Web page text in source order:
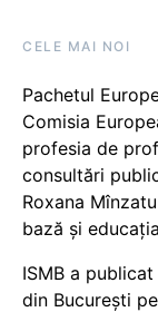
CELE MAI NOI
Pachetul
Comisia
profesia de
consultări
Roxana
bază și
ISMB a
din București